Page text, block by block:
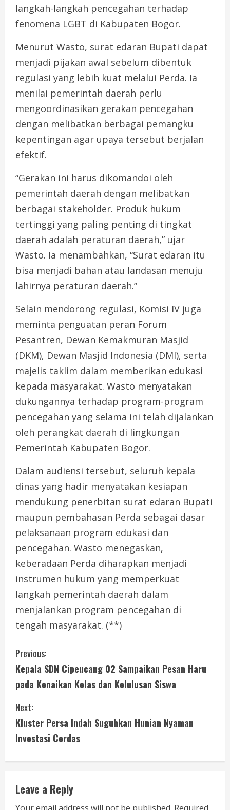
langkah-langkah pencegahan terhadap
fenomena LGBT di Kabupaten Bogor.
Menurut Wasto, surat edaran Bupati dapat
menjadi pijakan awal sebelum dibentuk
regulasi yang lebih kuat melalui Perda. Ia
menilai pemerintah daerah perlu
mengoordinasikan gerakan pencegahan
dengan melibatkan berbagai pemangku
kepentingan agar upaya tersebut berjalan
efektif.
“Gerakan ini harus dikomandoi oleh
pemerintah daerah dengan melibatkan
berbagai stakeholder. Produk hukum
tertinggi yang paling penting di tingkat
daerah adalah peraturan daerah,” ujar
Wasto. Ia menambahkan, “Surat edaran itu
bisa menjadi bahan atau landasan menuju
lahirnya peraturan daerah.”
Selain mendorong regulasi, Komisi IV juga
meminta penguatan peran Forum
Pesantren, Dewan Kemakmuran Masjid
(DKM), Dewan Masjid Indonesia (DMI), serta
majelis taklim dalam memberikan edukasi
kepada masyarakat. Wasto menyatakan
dukungannya terhadap program-program
pencegahan yang selama ini telah dijalankan
oleh perangkat daerah di lingkungan
Pemerintah Kabupaten Bogor.
Dalam audiensi tersebut, seluruh kepala
dinas yang hadir menyatakan kesiapan
mendukung penerbitan surat edaran Bupati
maupun pembahasan Perda sebagai dasar
pelaksanaan program edukasi dan
pencegahan. Wasto menegaskan,
keberadaan Perda diharapkan menjadi
instrumen hukum yang memperkuat
langkah pemerintah daerah dalam
menjalankan program pencegahan di
tengah masyarakat. (**)
C
o
n
t
i
n
u
Previous:
Kepala SDN Cipeucang 02 Sampaikan Pesan Haru
pada Kenaikan Kelas dan Kelulusan Siswa
Next:
Kluster Persa Indah Suguhkan Hunian Nyaman
Investasi Cerdas
Leave a Reply